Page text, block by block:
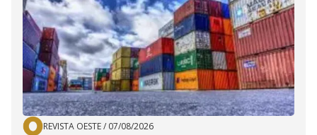
REVISTA OESTE/ 07/08/2026